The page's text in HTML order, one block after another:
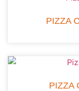
PIZZA
PIZZA